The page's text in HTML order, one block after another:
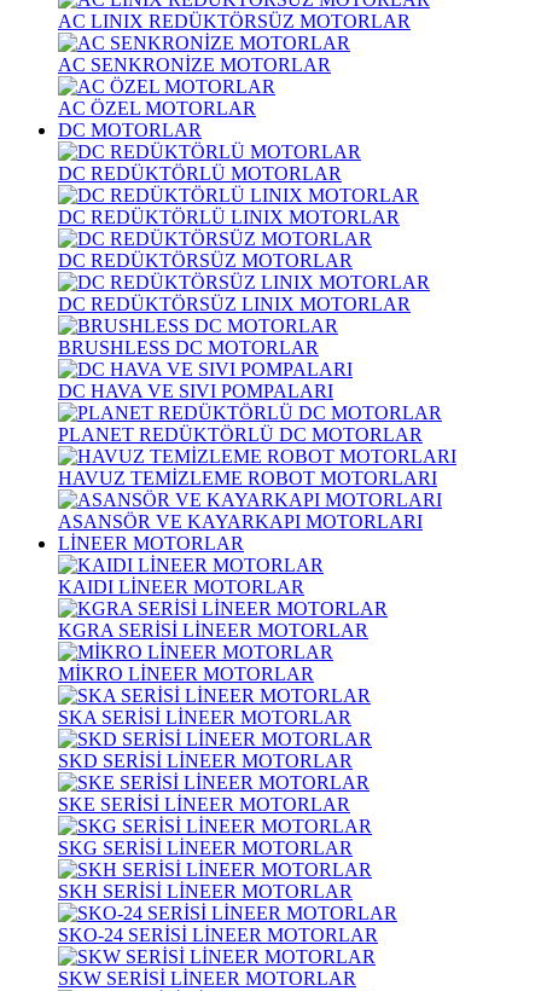
AC LINIX REDÜKTÖRSÜZ MOTORLAR
AC SENKRONİZE MOTORLAR
AC ÖZEL MOTORLAR
DC MOTORLAR
DC REDÜKTÖRLÜ MOTORLAR
DC REDÜKTÖRLÜ LINIX MOTORLAR
DC REDÜKTÖRSÜZ MOTORLAR
DC REDÜKTÖRSÜZ LINIX MOTORLAR
BRUSHLESS DC MOTORLAR
DC HAVA VE SIVI POMPALARI
PLANET REDÜKTÖRLÜ DC MOTORLAR
HAVUZ TEMİZLEME ROBOT MOTORLARI
ASANSÖR VE KAYARKAPI MOTORLARI
LİNEER MOTORLAR
KAIDI LİNEER MOTORLAR
KGRA SERİSİ LİNEER MOTORLAR
MİKRO LİNEER MOTORLAR
SKA SERİSİ LİNEER MOTORLAR
SKD SERİSİ LİNEER MOTORLAR
SKE SERİSİ LİNEER MOTORLAR
SKG SERİSİ LİNEER MOTORLAR
SKH SERİSİ LİNEER MOTORLAR
SKO-24 SERİSİ LİNEER MOTORLAR
SKW SERİSİ LİNEER MOTORLAR